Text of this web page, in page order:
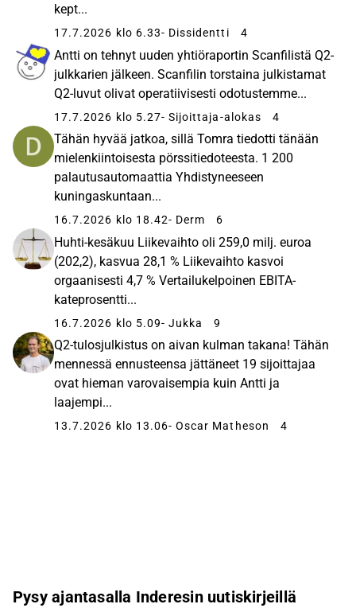
kept...
17.7.2026 klo 6.33- Dissidentti 4
Antti on tehnyt uuden yhtiöraportin Scanfilistä Q2-
julkkarien jälkeen. Scanfilin torstaina julkistamat
Q2-luvut olivat operatiivisesti odotustemme...
17.7.2026 klo 5.27- Sijoittaja-alokas 4
Tähän hyvää jatkoa, sillä Tomra tiedotti tänään
mielenkiintoisesta pörssitiedoteesta. 1 200
palautusautomaattia Yhdistyneeseen
kuningaskuntaan...
16.7.2026 klo 18.42- Derm 6
Huhti-kesäkuu Liikevaihto oli 259,0 milj. euroa
(202,2), kasvua 28,1 % Liikevaihto kasvoi
orgaanisesti 4,7 % Vertailukelpoinen EBITA-
kateprosentti...
16.7.2026 klo 5.09- Jukka 9
Q2-tulosjulkistus on aivan kulman takana! Tähän
mennessä ennusteensa jättäneet 19 sijoittajaa
ovat hieman varovaisempia kuin Antti ja
laajempi...
13.7.2026 klo 13.06- Oscar Matheson 4
Pysy ajantasalla Inderesin uutiskirjeillä